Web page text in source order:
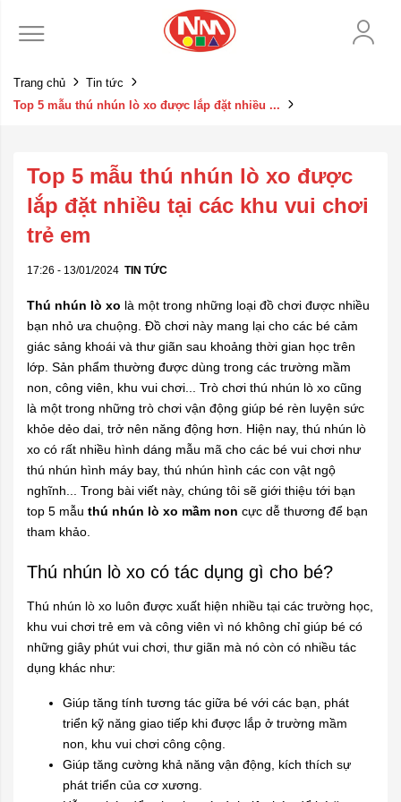
Trang chủ
Tin tức
Top 5 mẫu thú nhún lò xo được lắp đặt nhiều ...
Top 5 mẫu thú nhún lò xo được
lắp đặt nhiều tại các khu vui chơi
trẻ em
17:26 - 13/01/2024 TIN TỨC
Thú nhún lò xo là một trong những loại đồ chơi được nhiều
bạn nhỏ ưa chuộng. Đồ chơi này mang lại cho các bé cảm
giác sảng khoái và thư giãn sau khoảng thời gian học trên
lớp. Sản phẩm thường được dùng trong các trường mầm
non, công viên, khu vui chơi... Trò chơi thú nhún lò xo cũng
là một trong những trò chơi vận động giúp bé rèn luyện sức
khỏe dẻo dai, trở nên năng động hơn. Hiện nay, thú nhún lò
xo có rất nhiều hình dáng mẫu mã cho các bé vui chơi như
thú nhún hình máy bay, thú nhún hình các con vật ngộ
nghĩnh... Trong bài viết này, chúng tôi sẽ giới thiệu tới bạn
top 5 mẫu thú nhún lò xo mầm non cực dễ thương để bạn
tham khảo.
Thú nhún lò xo có tác dụng gì cho bé?
Thú nhún lò xo luôn được xuất hiện nhiều tại các trường học,
khu vui chơi trẻ em và công viên vì nó không chỉ giúp bé có
những giây phút vui chơi, thư giãn mà nó còn có nhiều tác
dụng khác như:
Giúp tăng tính tương tác giữa bé với các bạn, phát
triển kỹ năng giao tiếp khi được lắp ở trường mầm
non, khu vui chơi công cộng.
Giúp tăng cường khả năng vận động, kích thích sự
phát triển của cơ xương.